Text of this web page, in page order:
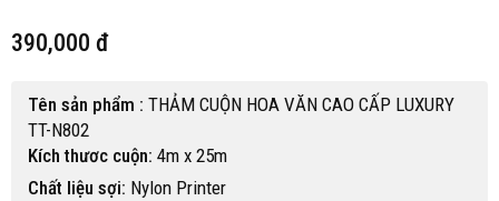
390,000 đ
Tên sản phẩm : THẢM CUỘN HOA VĂN CAO CẤP LUXURY
TT-N802
Kích thươc cuộn: 4m x 25m
Chất liệu sợi: Nylon Printer